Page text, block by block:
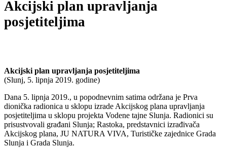
Akcijski plan upravljanja
posjetiteljima
Akcijski plan upravljanja posjetiteljima
(Slunj, 5. lipnja 2019. godine)
Dana 5. lipnja 2019., u popodnevnim satima održana je Prva
dionička radionica u sklopu izrade Akcijskog plana upravljanja
posjetiteljima u sklopu projekta Vodene tajne Slunja. Radionici su
prisustvovali građani Slunja; Rastoka, predstavnici izrađivača
Akcijskog plana, JU NATURA VIVA, Turističke zajednice Grada
Slunja i Grada Slunja.